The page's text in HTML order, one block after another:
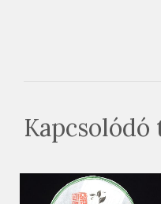
Kapcsolódó